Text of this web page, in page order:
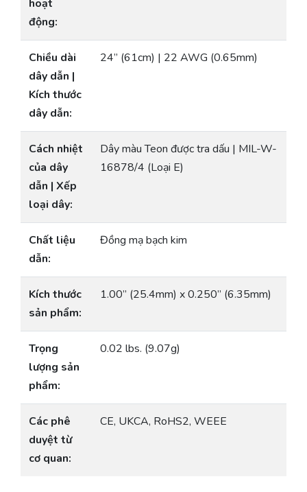
hoạt
động:
Chiều dài
dây dẫn |
Kích thước
dây dẫn:
24” (61cm) | 22 AWG (0.65mm)
Cách nhiệt
của dây
dẫn | Xếp
loại dây:
Dây màu Teon được tra dấu | MIL-W-
16878/4 (Loại E)
Chất liệu
dẫn:
Đồng mạ bạch kim
Kích thước
sản phẩm:
1.00” (25.4mm) x 0.250” (6.35mm)
Trọng
lượng sản
phẩm:
0.02 lbs. (9.07g)
Các phê
duyệt từ
cơ quan:
CE, UKCA, RoHS2, WEEE